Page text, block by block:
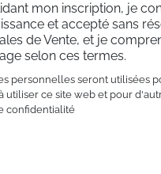
mon inscription, je
et accepté sans
de Vente, et je
selon ces termes.
personnelles seront utilisées
utiliser ce site web et pour
confidentialité